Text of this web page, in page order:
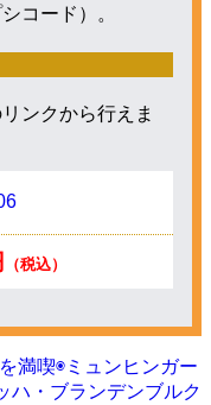
コード）。
ンクから行えま
（税込）
満喫◉ミュンヒンガー
・ブランデンブルク